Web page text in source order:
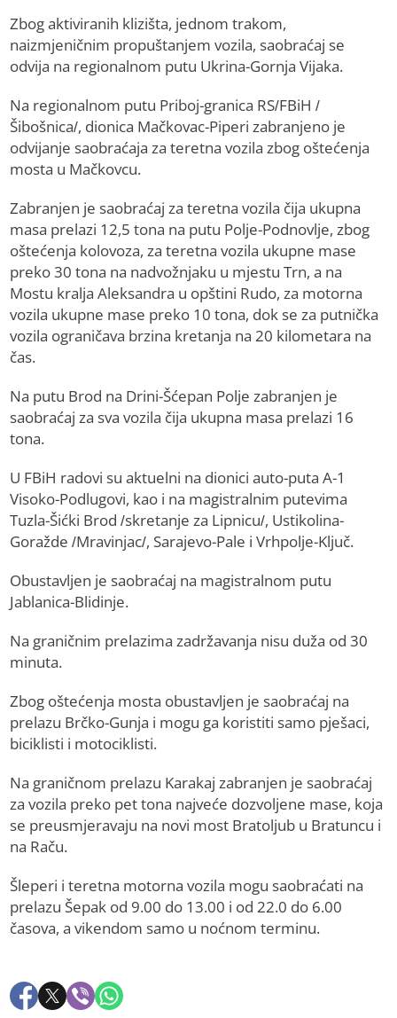
Zbog aktiviranih klizišta, jednom trakom,
naizmjeničnim propuštanjem vozila, saobraćaj se
odvija na regionalnom putu Ukrina-Gornja Vijaka.
Na regionalnom putu Priboj-granica RS/FBiH /
Šibošnica/, dionica Mačkovac-Piperi zabranjeno je
odvijanje saobraćaja za teretna vozila zbog oštećenja
mosta u Mačkovcu.
Zabranjen je saobraćaj za teretna vozila čija ukupna
masa prelazi 12,5 tona na putu Polje-Podnovlje, zbog
oštećenja kolovoza, za teretna vozila ukupne mase
preko 30 tona na nadvožnjaku u mjestu Trn, a na
Mostu kralja Aleksandra u opštini Rudo, za motorna
vozila ukupne mase preko 10 tona, dok se za putnička
vozila ograničava brzina kretanja na 20 kilometara na
čas.
Na putu Brod na Drini-Šćepan Polje zabranjen je
saobraćaj za sva vozila čija ukupna masa prelazi 16
tona.
U FBiH radovi su aktuelni na dionici auto-puta A-1
Visoko-Podlugovi, kao i na magistralnim putevima
Tuzla-Šićki Brod /skretanje za Lipnicu/, Ustikolina-
Goražde /Mravinjac/, Sarajevo-Pale i Vrhpolje-Ključ.
Obustavljen je saobraćaj na magistralnom putu
Jablanica-Blidinje.
Na graničnim prelazima zadržavanja nisu duža od 30
minuta.
Zbog oštećenja mosta obustavljen je saobraćaj na
prelazu Brčko-Gunja i mogu ga koristiti samo pješaci,
biciklisti i motociklisti.
Na graničnom prelazu Karakaj zabranjen je saobraćaj
za vozila preko pet tona najveće dozvoljene mase, koja
se preusmjeravaju na novi most Bratoljub u Bratuncu i
na Raču.
Šleperi i teretna motorna vozila mogu saobraćati na
prelazu Šepak od 9.00 do 13.00 i od 22.0 do 6.00
časova, a vikendom samo u noćnom terminu.